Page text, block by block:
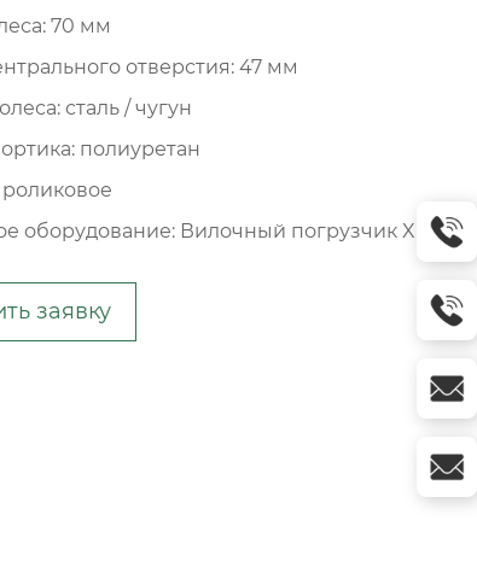
70 мм
отверстия: 47 мм
сталь / чугун
полиуретан
оборудование: Вилочный погрузчик Xilin
заявку